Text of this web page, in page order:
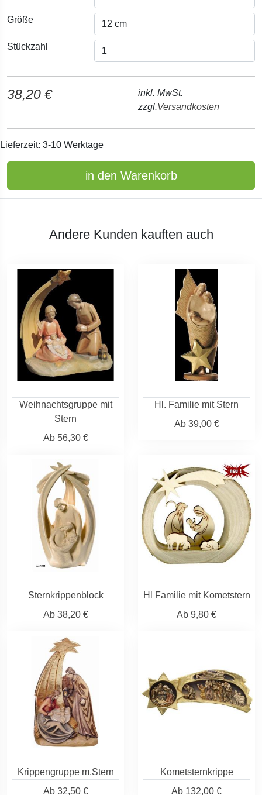
Größe
Stückzahl
38,20 €
inkl. MwSt.
zzgl.Versandkosten
Lieferzeit: 3-10 Werktage
in den Warenkorb
Andere Kunden kauften auch
Weihnachtsgruppe mit
Stern
Ab56,30 €
Hl. Familie mit Stern
Ab39,00 €
Sternkrippenblock
Ab38,20 €
Hl Familie mit Kometstern
Ab 9,80 €
Krippengruppe m.Stern
Ab32,50 €
Kometsternkrippe
Ab 132,00 €